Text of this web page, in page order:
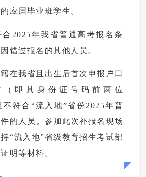
应届毕业班学生。
合2025年我省普通高考报名条
错过报名的其他人员。
籍在我省且出生后首次申报户口
（即其身份证号码前两位
不符合“流入地”省份2025年普
的人员。参加此次补报名现场
“流入地”省级教育招生考试部
明等材料。